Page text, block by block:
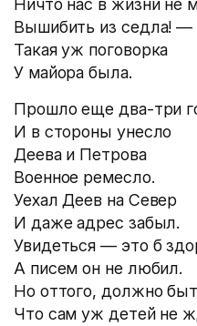
Ничто нас в жизни не
Вышибить из седла! —
Такая уж поговорка
У майора была.
Прошло еще два-три
И в стороны унесло
Деева и Петрова
Военное ремесло.
Уехал Деев на Север
И даже адрес забыл.
Увидеться — это б
А писем он не любил.
Но оттого, должно
Что сам уж детей не